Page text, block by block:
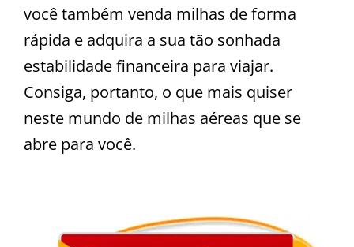
você também venda milhas de forma
rápida e adquira a sua tão sonhada
estabilidade financeira para viajar.
Consiga, portanto, o que mais quiser
neste mundo de milhas aéreas que se
abre para você.